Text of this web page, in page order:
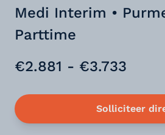
Medi Interim •
Parttime
€2.881 - €3.733
Solliciteer